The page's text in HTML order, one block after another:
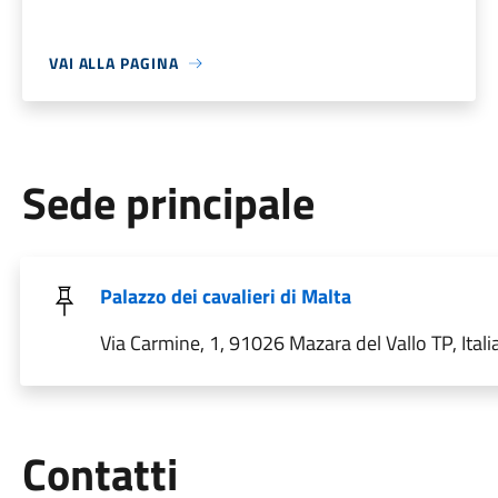
VAI ALLA PAGINA
Sede principale
Palazzo dei cavalieri di Malta
Via Carmine, 1, 91026 Mazara del Vallo TP,
Contatti